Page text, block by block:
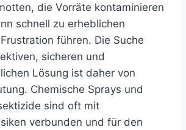
die Vorräte kontaminieren
schnell zu erheblichen
führen. Die Suche
sicheren und
Lösung ist daher von
Chemische Sprays und
sind oft mit
verbunden und für den